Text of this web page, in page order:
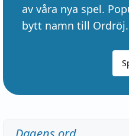
av våra nya spel.
bytt namn till Ordröj.